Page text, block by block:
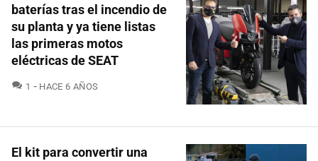
baterías tras el incendio de
su planta y ya tiene listas
las primeras motos
eléctricas de SEAT
1 COMENTARIOS
HACE 6 AÑOS
El kit para convertir una